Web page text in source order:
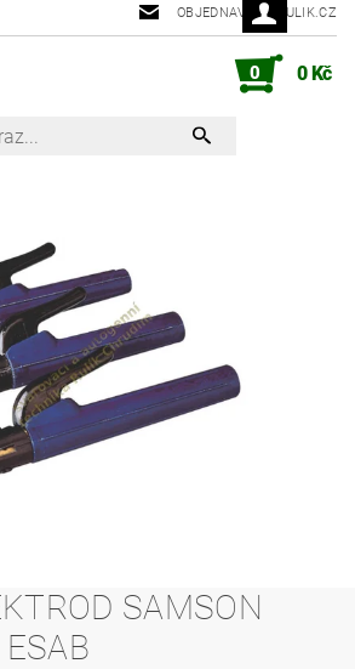
OBJEDNAVKY@RULIK.CZ
0 0 Kč
SAMSON